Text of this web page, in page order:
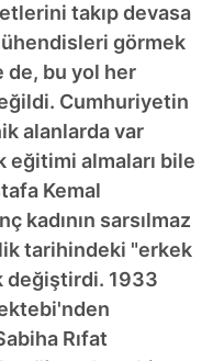
takıp devasa
görmek
de, bu yol her
Cumhuriyetin
alanlarda var
eğitimi almaları bile
Kemal
kadının sarsılmaz
tarihindeki "erkek
değiştirdi. 1933
Rıfat